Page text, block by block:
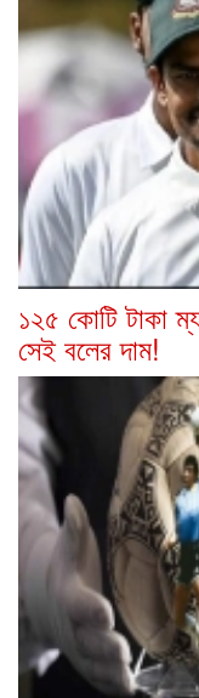
১২৫ কোটি টাকা
সেই বলের দাম!